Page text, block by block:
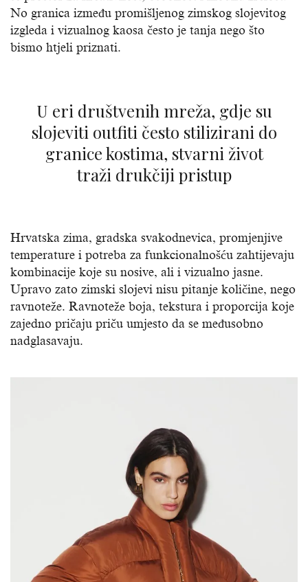
No granica između promišljenog zimskog slojevitog
izgleda i vizualnog kaosa često je tanja nego što
bismo htjeli priznati.
U eri društvenih mreža, gdje su
slojeviti outfiti često stilizirani do
granice kostima, stvarni život
traži drukčiji pristup
Hrvatska zima, gradska svakodnevica, promjenjive
temperature i potreba za funkcionalnošću zahtijevaju
kombinacije koje su nosive, ali i vizualno jasne.
Upravo zato zimski slojevi nisu pitanje količine, nego
ravnoteže. Ravnoteže boja, tekstura i proporcija koje
zajedno pričaju priču umjesto da se međusobno
nadglasavaju.